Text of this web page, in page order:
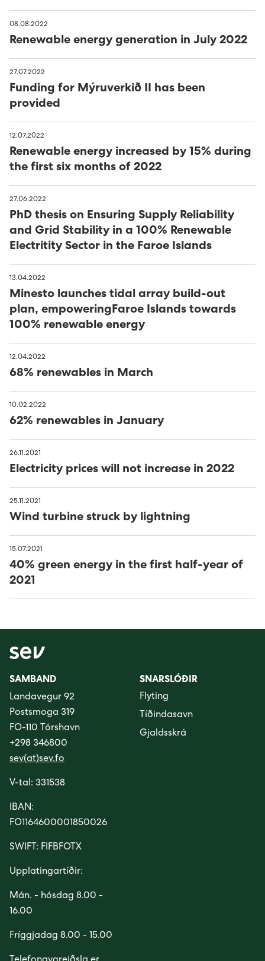
08.08.2022
Renewable energy generation in July 2022
27.07.2022
Funding for Mýruverkið II has been
provided
12.07.2022
Renewable energy increased by 15% during
the first six months of 2022
27.06.2022
PhD thesis on Ensuring Supply Reliability
and Grid Stability in a 100% Renewable
Electritity Sector in the Faroe Islands
13.04.2022
Minesto launches tidal array build-out
plan, empoweringFaroe Islands towards
100% renewable energy
12.04.2022
68% renewables in March
10.02.2022
62% renewables in January
26.11.2021
Electricity prices will not increase in 2022
25.11.2021
Wind turbine struck by lightning
15.07.2021
40% green energy in the first half-year of
2021
SAMBAND
Landavegur 92
Postsmoga 319
FO-110 Tórshavn
+298 346800
sev(at)sev.fo
V-tal: 331538
IBAN:
FO1164600001850026
SWIFT: FIFBFOTX
Upplatingartíðir:
Mán. - hósdag 8.00 -
16.00
Fríggjadag 8.00 - 15.00
SNARSLÓÐIR
Flyting
Tíðindasavn
Gjaldsskrá